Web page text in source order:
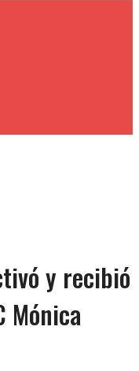
y recibió
Mónica